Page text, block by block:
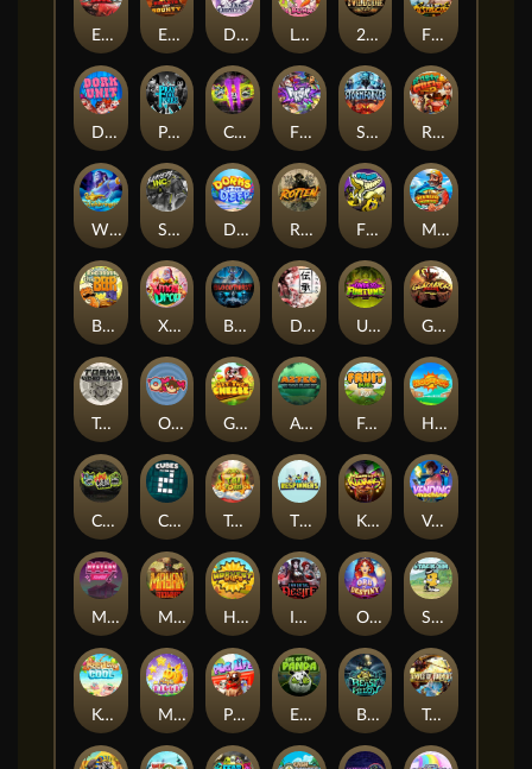
Eternal Duel EPIC BULLETS & BOUNTY Dusk Princess Le Bunny 2 Wild 2 Die Fist Of Destruction
Dork Unit Pray for Three Chaos Crew 2 Fighter Pit Stormforged Rusty & Curly
Wishbringer Slayers Inc Dorks of The Deep Rotten FRKN Bananas Marlin Master
Benny The Beer Xmas Drop Bloodthirst Densho Undead Fortune Gladiator Legends
Toshi Video Club OmNom Get The Cheese Aztec Twist Fruit Duel Hop'n'Pop
Chaos Crew Cubes 2 Tai The Toad The Respinners Klowns Vending Machine
Mystery Motel Mayan Stackways Harvest Wilds Immortal Desire Orb of Destiny Stack'em
Keep 'em Cool Magic Piggy Pug Life Eye of the Panda Beast Below Temple of Torment